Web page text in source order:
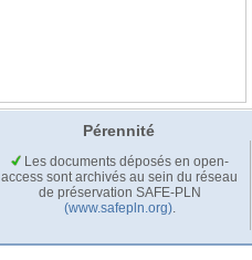
Pérennité
Les documents déposés en open-
access sont archivés au sein du réseau
de préservation SAFE-PLN
(www.safepln.org).